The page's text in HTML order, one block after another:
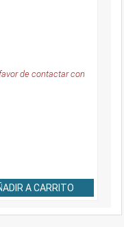
de contactar con
A CARRITO